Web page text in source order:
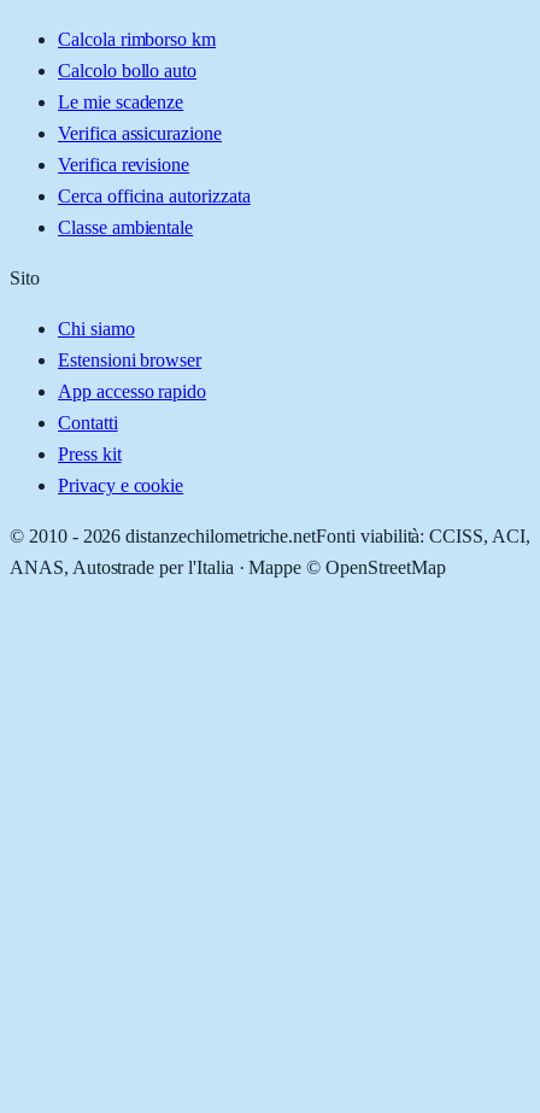
Calcola rimborso km
Calcolo bollo auto
Le mie scadenze
Verifica assicurazione
Verifica revisione
Cerca officina autorizzata
Classe ambientale
Sito
Chi siamo
Estensioni browser
App accesso rapido
Contatti
Press kit
Privacy e cookie
© 2010 - 2026 distanzechilometriche.netFonti viabilità: CCISS, ACI,
ANAS, Autostrade per l'Italia · Mappe © OpenStreetMap